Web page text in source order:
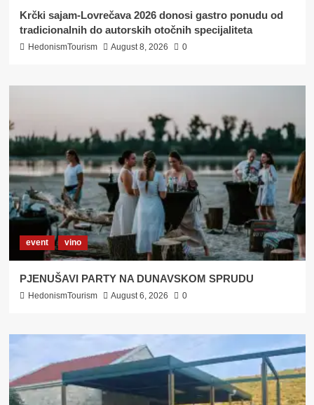
Krčki sajam-Lovrečava 2026 donosi gastro ponudu od
tradicionalnih do autorskih otočnih specijaliteta
HedonismTourism August 8, 2026 0
event vino
PJENUŠAVI PARTY NA DUNAVSKOM SPRUDU
HedonismTourism August 6, 2026 0